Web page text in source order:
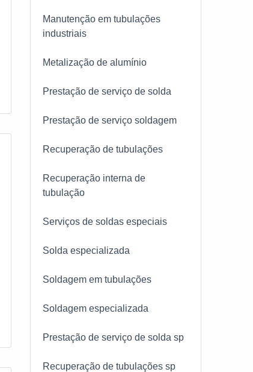
Manutenção em tubulações
industriais
Metalização de alumínio
Prestação de serviço de solda
Prestação de serviço soldagem
Recuperação de tubulações
Recuperação interna de
tubulação
Serviços de soldas especiais
Solda especializada
Soldagem em tubulações
Soldagem especializada
Prestação de serviço de solda sp
Recuperação de tubulações sp